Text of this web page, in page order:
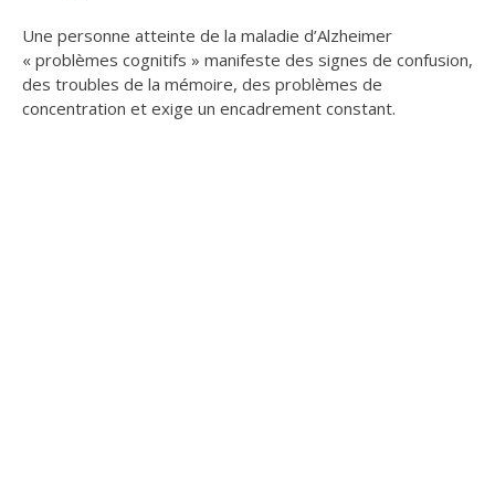
Une personne atteinte de la maladie d’Alzheimer
« problèmes cognitifs » manifeste des signes de confusion,
des troubles de la mémoire, des problèmes de
concentration et exige un encadrement constant.